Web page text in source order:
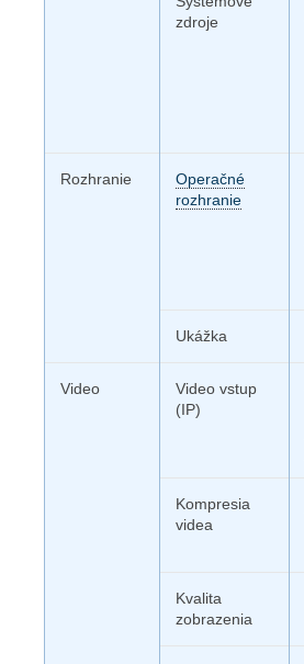
zdroje
Rozhranie
Operačné
rozhranie
Ukážka
Video
Video vstup
(IP)
Kompresia
videa
Kvalita
zobrazenia